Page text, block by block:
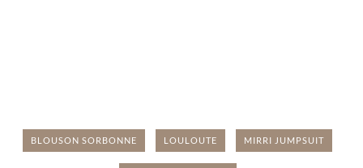
BLOUSON SORBONNE LOULOUTE MIRRI JUMPSUIT